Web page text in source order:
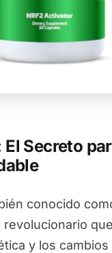
El Secreto
conocido
y los cambios